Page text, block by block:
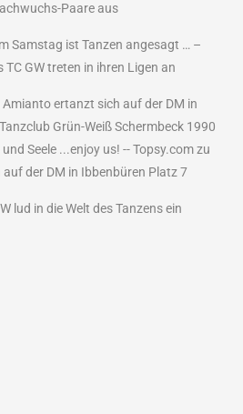
Paare aus
Samstag ist Tanzen angesagt … –
TC GW treten in ihren Ligen an
ertanzt sich auf der DM in
Grün-Weiß Schermbeck 1990
Seele ...enjoy us! -- Topsy.comzu
der DM in Ibbenbüren Platz 7
lud in die Welt des Tanzens ein